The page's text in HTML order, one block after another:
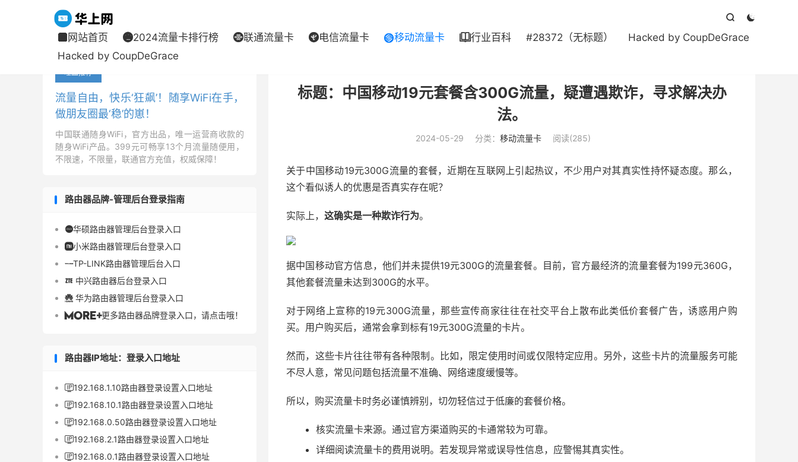


 网站首页 2024流量卡排行榜 联通流量卡 电信流量卡 移动流量卡 行业百科 #28372（无标题）
Hacked by CoupDeGrace
Hacked by CoupDeGrace
当前位置：华上网  移动流量卡  正文
标题：中国移动19元套餐含300G流量，疑遭遇欺诈，寻求解决办
法。
2024-05-29 分类： 移动流量卡 阅读(285)
关于中国移动19元300G流量的套餐，近期在互联网上引起热议，不少用户对其真实性持怀疑态度。那么，
这个看似诱人的优惠是否真实存在呢？
实际上， 这确实是一种欺诈行为。
据中国移动官方信息，他们并未提供19元300G的流量套餐。目前，官方最经济的流量套餐为199元360G，
其他套餐流量未达到300G的水平。
对于网络上宣称的19元300G流量，那些宣传商家往往在社交平台上散布此类低价套餐广告，诱惑用户购
买。用户购买后，通常会拿到标有19元300G流量的卡片。
然而，这些卡片往往带有各种限制。比如，限定使用时间或仅限特定应用。另外，这些卡片的流量服务可能
不尽人意，常见问题包括流量不准确、网络速度缓慢等。
所以，购买流量卡时务必谨慎辨别，切勿轻信过于低廉的套餐价格。
核实流量卡来源。通过官方渠道购买的卡通常较为可靠。
详细阅读流量卡的费用说明。若发现异常或误导性信息，应警惕其真实性。
吐血推荐
流量自由，快乐‘狂飙’！随享WiFi在手，
做朋友圈最‘稳’的崽！
中国联通随身WiFi，官方出品，唯一运营商收款的
随身WiFi产品。399元可畅享13个月流量随便用，
不限速，不限量，联通官方充值，权威保障！
路由器品牌-管理后台登录指南
华硕路由器管理后台登录入口
小米路由器管理后台登录入口
TP-LINK路由器管理后台入口
 中兴路由器后台登录入口
 华为路由器管理后台登录入口
更多路由器品牌登录入口，请点击哦！
路由器IP地址：登录入口地址
192.168.1.10路由器登录设置入口地址
192.168.10.1路由器登录设置入口地址
192.168.0.50路由器登录设置入口地址
192.168.2.1路由器登录设置入口地址
192.168.0.1路由器登录设置入口地址